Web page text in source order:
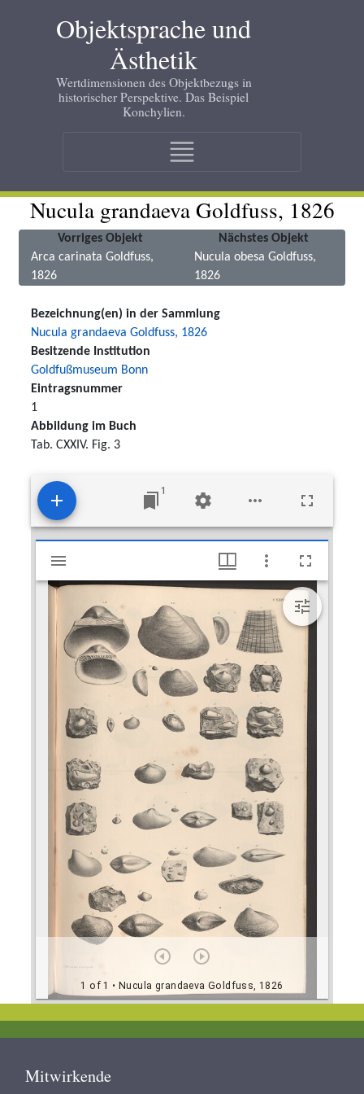
Objektsprache und
Ästhetik
Wertdimensionen des Objektbezugs in
historischer Perspektive. Das Beispiel
Konchylien.
Nucula grandaeva Goldfuss, 1826
Vorriges Objekt
Arca carinata Goldfuss,
1826
Nächstes Objekt
Nucula obesa Goldfuss,
1826
Bezeichnung(en) in der Sammlung
Nucula grandaeva Goldfuss, 1826
Besitzende Institution
Goldfußmuseum Bonn
Eintragsnummer
1
Abbildung im Buch
Tab. CXXIV. Fig. 3
1
Mirador
viewer
1 of 1 • Nucula grandaeva Goldfuss, 1826
Nucula grandaeva Goldfuss, 1826
Footer
Mitwirkende